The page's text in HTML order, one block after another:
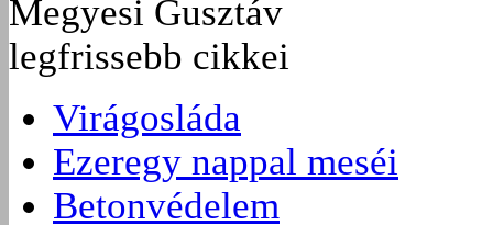
Megyesi Gusztáv
legfrissebb cikkei
Virágosláda
Ezeregy nappal meséi
Betonvédelem